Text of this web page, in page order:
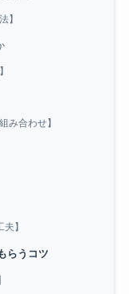
】
み合わせ】
】
らうコツ